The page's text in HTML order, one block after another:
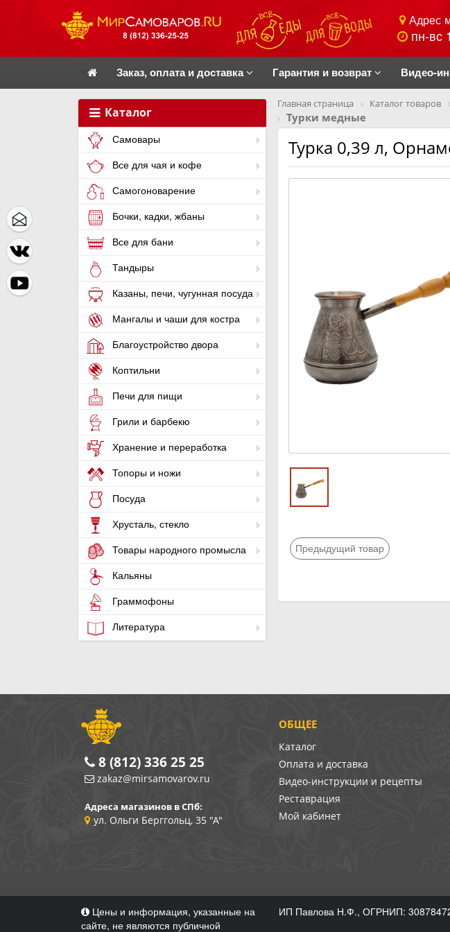
Адрес
пн-вс
Заказ, оплата и доставка Гарантия и возврат Видео-
Каталог
Самовары
Все для чая и кофе
Самогоноварение
Бочки, кадки, жбаны
Все для бани
Тандыры
Казаны, печи, чугунная посуда
Мангалы и чаши для костра
Благоустройство двора
Коптильни
Печи для пищи
Грили и барбекю
Хранение и переработка
Топоры и ножи
Посуда
Хрусталь, стекло
Товары народного промысла
Кальяны
Граммофоны
Литература
Главная страница Каталог товаров
Турки медные
Турка 0,39 л,
Предыдущий товар
ОБЩЕЕ
Каталог
Оплата и доставка
Видео-инструкции и рецепты
Реставрация
Мой кабинет
8 (812) 336 25 25
zakaz@mirsamovarov.ru
Адреса магазинов в СПб:
ул. Ольги Берггольц, 35 "А"
Цены и информация, указанные на
сайте, не являются публичной
ИП Павлова Н.Ф., ОГРНИП: